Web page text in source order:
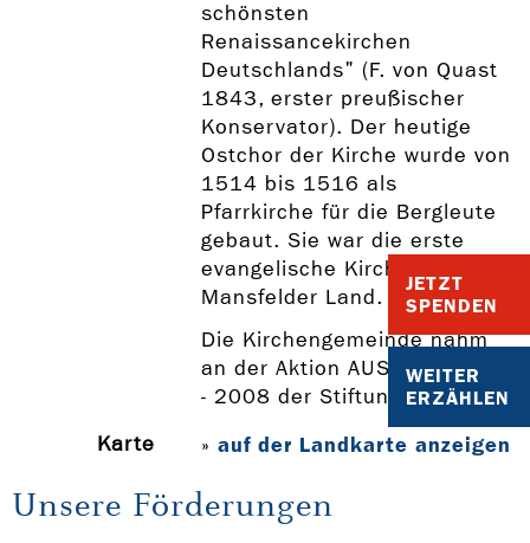
JETZT
SPENDEN
WEITER
ERZÄHLEN
schönsten
Renaissancekirchen
Deutschlands" (F. von Quast
1843, erster preußischer
Konservator). Der heutige
Ostchor der Kirche wurde von
1514 bis 1516 als
Pfarrkirche für die Bergleute
gebaut. Sie war die erste
evangelische Kirche im
Mansfelder Land.
Die Kirchengemeinde nahm
an der Aktion AUS 2 MACH 3
- 2008 der Stiftung KIBA teil.
Karte
» auf der Landkarte anzeigen
Unsere Förderungen